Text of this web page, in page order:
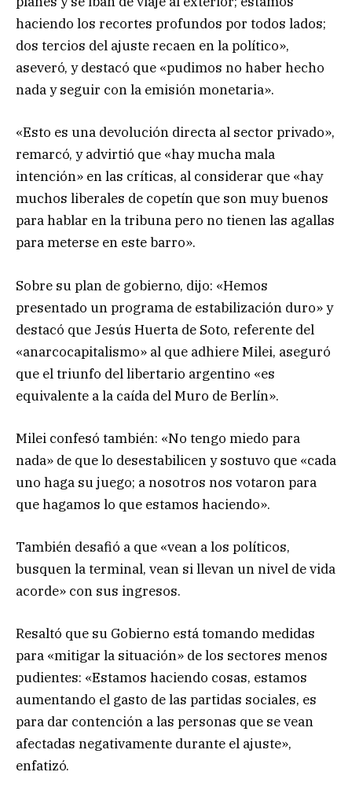
haciendo los recortes profundos por todos lados;
dos tercios del ajuste recaen en la político»,
aseveró, y destacó que «pudimos no haber hecho
nada y seguir con la emisión monetaria».
«Esto es una devolución directa al sector privado»,
remarcó, y advirtió que «hay mucha mala
intención» en las críticas, al considerar que «hay
muchos liberales de copetín que son muy buenos
para hablar en la tribuna pero no tienen las agallas
para meterse en este barro».
Sobre su plan de gobierno, dijo: «Hemos
presentado un programa de estabilización duro» y
destacó que Jesús Huerta de Soto, referente del
«anarcocapitalismo» al que adhiere Milei, aseguró
que el triunfo del libertario argentino «es
equivalente a la caída del Muro de Berlín».
Milei confesó también: «No tengo miedo para
nada» de que lo desestabilicen y sostuvo que «cada
uno haga su juego; a nosotros nos votaron para
que hagamos lo que estamos haciendo».
También desafió a que «vean a los políticos,
busquen la terminal, vean si llevan un nivel de vida
acorde» con sus ingresos.
Resaltó que su Gobierno está tomando medidas
para «mitigar la situación» de los sectores menos
pudientes: «Estamos haciendo cosas, estamos
aumentando el gasto de las partidas sociales, es
para dar contención a las personas que se vean
afectadas negativamente durante el ajuste»,
enfatizó.